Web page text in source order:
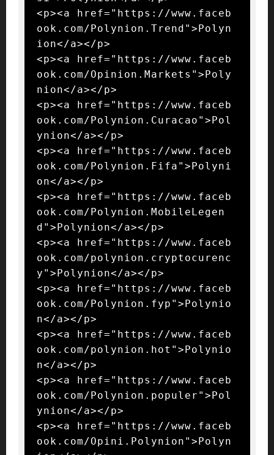
<p><a href="https://www.faceb
ook.com/Polynion.Trend">Polyn
ion</a></p>
<p><a href="https://www.faceb
ook.com/Opinion.Markets">Poly
nion</a></p>
<p><a href="https://www.faceb
ook.com/Polynion.Curacao">Pol
ynion</a></p>
<p><a href="https://www.faceb
ook.com/Polynion.Fifa">Polyni
on</a></p>
<p><a href="https://www.faceb
ook.com/Polynion.MobileLegen
d">Polynion</a></p>
<p><a href="https://www.faceb
ook.com/polynion.cryptocurenc
y">Polynion</a></p>
<p><a href="https://www.faceb
ook.com/Polynion.fyp">Polynio
n</a></p>
<p><a href="https://www.faceb
ook.com/polynion.hot">Polynio
n</a></p>
<p><a href="https://www.faceb
ook.com/Polynion.populer">Pol
ynion</a></p>
<p><a href="https://www.faceb
ook.com/Opini.Polynion">Polyn